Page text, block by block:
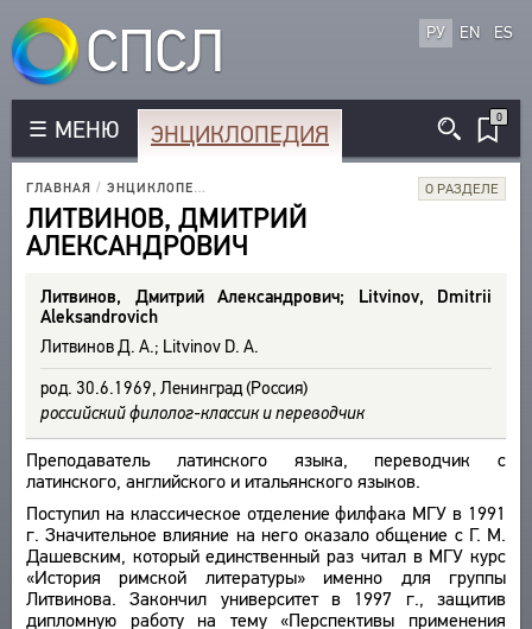
СПСЛ РУ EN ES
МЕНЮ ЭНЦИКЛОПЕДИЯ
0
ГЛАВНАЯ / ЭНЦИКЛОПЕДИЯ ЛИТВИНОВ Д. А.
О РАЗДЕЛЕ
ЛИТВИНОВ, ДМИТРИЙ
АЛЕКСАНДРОВИЧ
Литвинов, Дмитрий Александрович; Litvinov, Dmitrii
Aleksandrovich
Литвинов Д. А.; Litvinov D. A.
род. 30.6.1969, Ленинград (Россия)
российский филолог-классик и переводчик
Преподаватель латинского языка, переводчик с
латинского, английского и итальянского языков.
Поступил на классическое отделение филфака МГУ в 1991
г. Значительное влияние на него оказало общение с Г. М.
Дашевским, который единственный раз читал в МГУ курс
«История римской литературы» именно для группы
Литвинова. Закончил университет в 1997 г., защитив
дипломную работу на тему «Перспективы применения
КОРПУС
РУССКОЯЗЫЧНЫЕ АВТОРЫ
ИНОЯЗЫЧНЫЕ АВТОРЫ
РУССКОЯЗЫЧНЫЕ ПРОИЗВЕДЕНИЯ
МЕТРИКА
СТРОФИКА
ЯЗЫКИ
РЕЧЕВЫЕ ФОРМЫ
ТИПЫ
КОЛИЧЕСТВО ПЕРЕВОДОВ
БИБЛИОТЕКА
ТЕКСТЫ
АВТОРЫ
ПРОИЗВЕДЕНИЯ
ИЗДАНИЯ
ИССЛЕДОВАНИЯ
АВТОРЫ
ПРОИЗВЕДЕНИЯ
ИЗДАНИЯ
БИБЛИОГРАФИЧЕСКИЕ ПУБЛИКАЦИИ
СОСТАВИТЕЛИ
ПРОИЗВЕДЕНИЯ
ИЗДАНИЯ
ЭНЦИКЛОПЕДИЯ
ВСЕ БИОСПРАВКИ
ПОЭТЫ
ПЕРЕВОДЧИКИ
ИССЛЕДОВАТЕЛИ
ТЕЗАУРУС
СТРУКТУРА
УКАЗАТЕЛЬ ТЕРМИНОВ
ПОИСК
О ПРОЕКТЕ
КРАТКО О ПРОЕКТЕ
ОБРАТНАЯ СВЯЗЬ